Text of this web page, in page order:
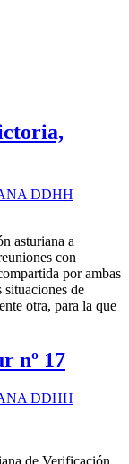
DDHH
asturiana a
con
por ambas
situaciones de
otra, para la que
nº 17
DDHH
de Verificación